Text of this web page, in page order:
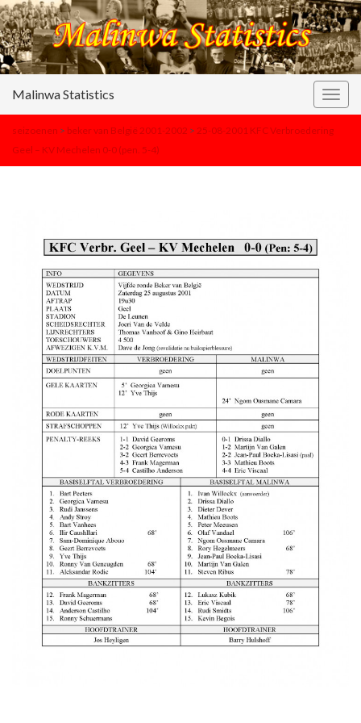
Malinwa Statistics
seizoenen > beker van België 2001-2002 > 25-08-2001 KFC Verbroedering
Geel – KV Mechelen 0-0 (pen. 5-4)